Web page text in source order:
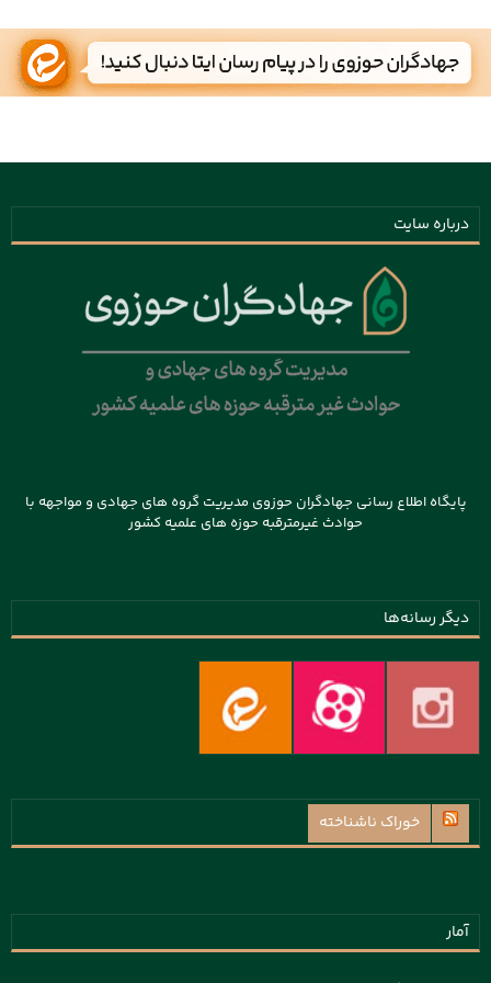
درباره سایت
پایگاه اطلاع رسانی جهادگران حوزوی مدیریت گروه های جهادی و مواجهه با
حوادث غیرمترقبه حوزه های علمیه کشور
دیگر رسانه‌ها
خوراک ناشناخته
آمار